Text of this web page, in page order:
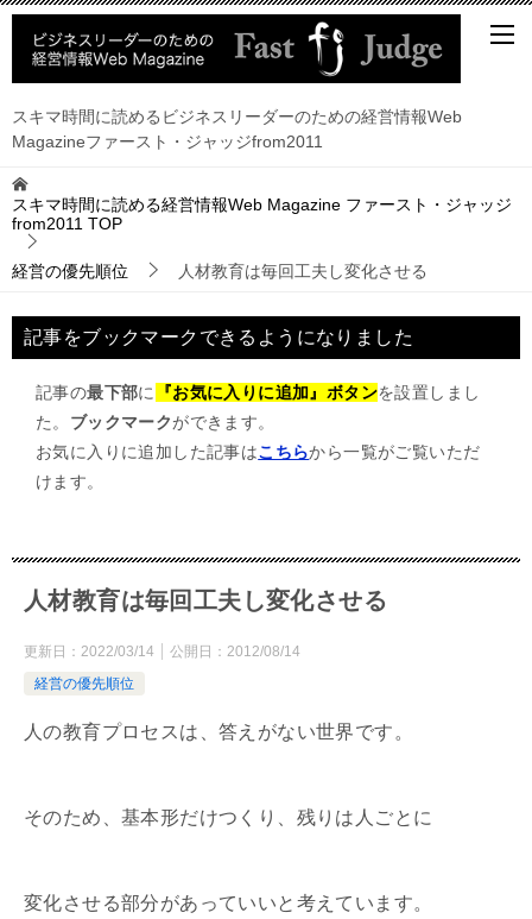
スキマ時間に読めるビジネスリーダーのための経営情報Web
Magazineファースト・ジャッジfrom2011
スキマ時間に読める経営情報Web Magazine ファースト・ジャッジ
from2011 TOP
経営の優先順位 人材教育は毎回工夫し変化させる
記事をブックマークできるようになりました
記事の最下部に 『お気に入りに追加』ボタンを設置しまし
た。 ブックマークができます。
お気に入りに追加した記事はこちらから一覧がご覧いただ
けます。
人材教育は毎回工夫し変化させる
更新日： 2022/03/14 公開日： 2012/08/14
経営の優先順位
人の教育プロセスは、答えがない世界です。
そのため、基本形だけつくり、残りは人ごとに
変化させる部分があっていいと考えています。